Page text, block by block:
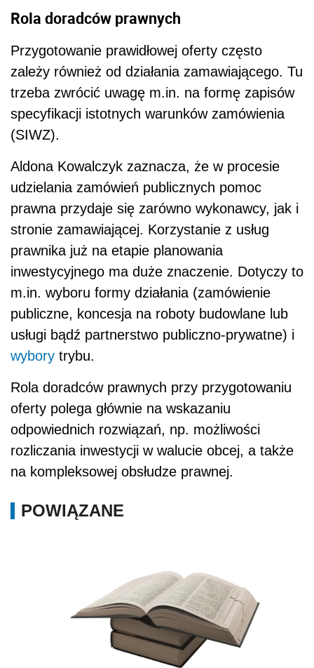
Rola doradców prawnych
Przygotowanie prawidłowej oferty często
zależy również od działania zamawiającego. Tu
trzeba zwrócić uwagę m.in. na formę zapisów
specyfikacji istotnych warunków zamówienia
(SIWZ).
Aldona Kowalczyk zaznacza, że w procesie
udzielania zamówień publicznych pomoc
prawna przydaje się zarówno wykonawcy, jak i
stronie zamawiającej. Korzystanie z usług
prawnika już na etapie planowania
inwestycyjnego ma duże znaczenie. Dotyczy to
m.in. wyboru formy działania (zamówienie
publiczne, koncesja na roboty budowlane lub
usługi bądź partnerstwo publiczno-prywatne) i
wybory trybu.
Rola doradców prawnych przy przygotowaniu
oferty polega głównie na wskazaniu
odpowiednich rozwiązań, np. możliwości
rozliczania inwestycji w walucie obcej, a także
na kompleksowej obsłudze prawnej.
POWIĄZANE